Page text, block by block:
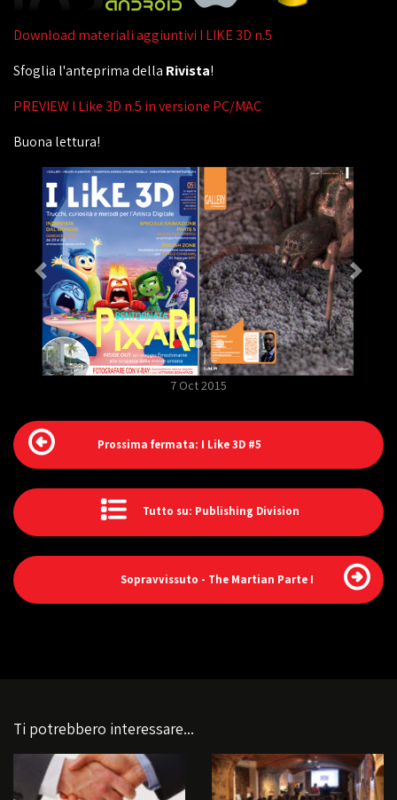
Download materiali aggiuntivi I LIKE 3D n.5
Sfoglia l'anteprima della Rivista!
PREVIEW I Like 3D n.5 in versione PC/MAC
Buona lettura!
7 Oct 2015
Prossima fermata: I Like 3D #5
Tutto su: Publishing Division
Sopravvissuto - The Martian Parte I
Ti potrebbero interessare...